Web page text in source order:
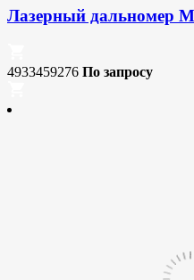
Лазерный дальномер
4933459276 По запросу